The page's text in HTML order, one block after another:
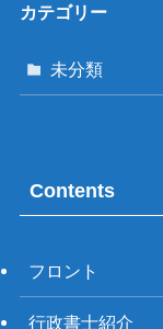
カテゴリー
未分類
Contents
フロント
行政書士紹介